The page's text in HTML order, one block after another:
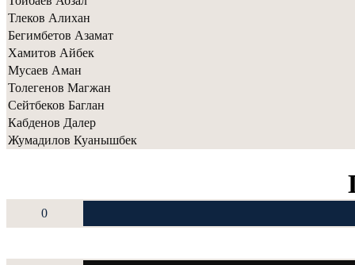
Тлеков Алихан
Бегимбетов Азамат
Хамитов Айбек
Мусаев Аман
Толегенов Магжан
Сейтбеков Баглан
Кабденов Далер
Жумадилов Куанышбек
0